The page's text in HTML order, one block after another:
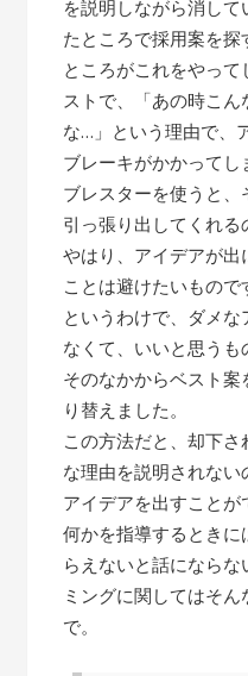
を説明しながら消し
たところで採用案を探
ところがこれをやっ
ストで、「あの時こ
な…」という理由で、
ブレーキがかかってし
ブレスターを使うと
引っ張り出してくれ
やはり、アイデアが
ことは避けたいもので
というわけで、ダメ
なくて、いいと思うも
そのなかからベスト
り替えました。
この方法だと、却下
な理由を説明されな
アイデアを出すことが
何かを指導するとき
らえないと話になら
ミングに関してはそん
で。